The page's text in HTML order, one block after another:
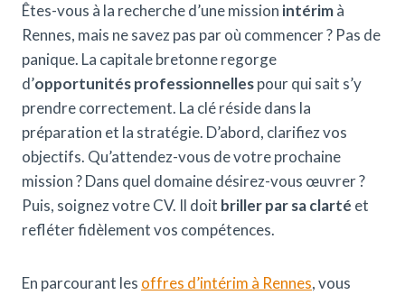
Êtes-vous à la recherche d’une mission intérimà
Rennes, mais ne savez pas par où commencer ? Pas de
panique. La capitale bretonne regorge
d’opportunités professionnellespour qui sait s’y
prendre correctement. La clé réside dans la
préparation et la stratégie. D’abord, clarifiez vos
objectifs. Qu’attendez-vous de votre prochaine
mission ? Dans quel domaine désirez-vous œuvrer ?
Puis, soignez votre CV. Il doit briller par sa clarté et
refléter fidèlement vos compétences.
En parcourant les offres d’intérim à Rennes, vous